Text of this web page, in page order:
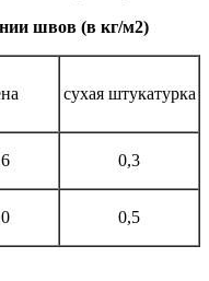
швов (в кг/м2)
сухая штукатурка
0,3
0,5